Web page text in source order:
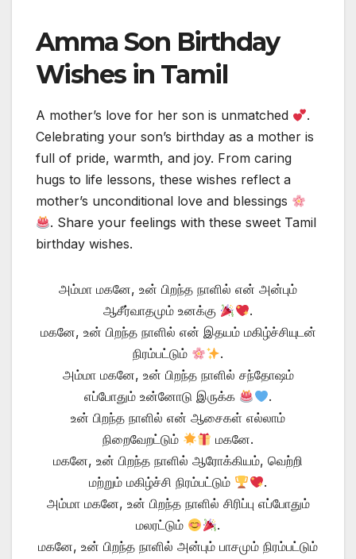
Amma Son Birthday
Wishes in Tamil
A mother’s love for her son is unmatched
.
Celebrating your son’s birthday as a mother is
full of pride, warmth, and joy. From caring
hugs to life lessons, these wishes reflect a
mother’s unconditional love and blessings
. Share your feelings with these sweet Tamil
birthday wishes.
அம்மா மகனே, உன் பிறந்த நாளில் என் அன்பும்
ஆசீர்வாதமும் உனக்கு
.
மகனே, உன் பிறந்த நாளில் என் இதயம் மகிழ்ச்சியுடன்
நிரம்பட்டும்
.
அம்மா மகனே, உன் பிறந்த நாளில் சந்தோஷம்
எப்போதும் உன்னோடு இருக்க
.
உன் பிறந்த நாளில் என் ஆசைகள் எல்லாம்
நிறைவேறட்டும்
மகனே.
மகனே, உன் பிறந்த நாளில் ஆரோக்கியம், வெற்றி
மற்றும் மகிழ்ச்சி நிரம்பட்டும்
.
அம்மா மகனே, உன் பிறந்த நாளில் சிரிப்பு எப்போதும்
மலரட்டும்
.
மகனே, உன் பிறந்த நாளில் அன்பும் பாசமும் நிரம்பட்டும்